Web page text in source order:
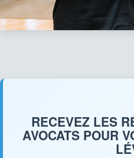
RECEVEZ LES
AVOCATS POUR